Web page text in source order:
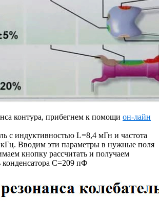
контура, прибегнем к помощи он-лайн
с индуктивностью L=8,4 мГн и частота
кГц. Вводим эти параметры в нужные поля
кнопку рассчитать и получаем
конденсатора C=209 пФ